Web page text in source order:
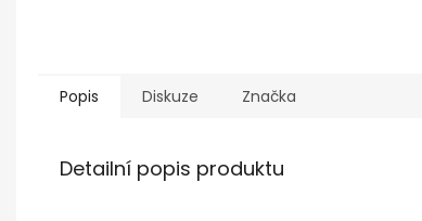
Popis Diskuze Značka
Detailní popis produktu